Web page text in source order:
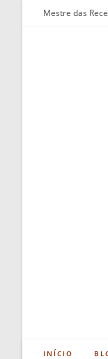
Mestre das
INÍCIO